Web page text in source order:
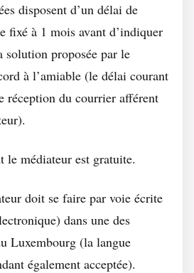
disposent d’un délai de
fixé à 1 mois avant d’indiquer
solution proposée par le
à l’amiable (le délai courant
réception du courrier afférent
le médiateur est gratuite.
doit se faire par voie écrite
dans une des
Luxembourg (la langue
également acceptée).